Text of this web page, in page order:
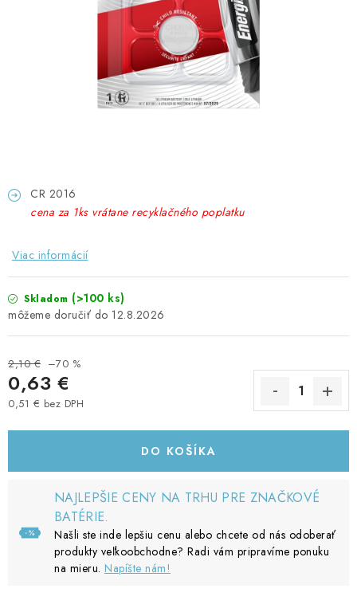
KÁBLE A KONEKTORY
NEZARADENÉ
KONTAKTY
Kontakty Doprava a platba
CR 2016
cena za 1ks vrátane recyklačného poplatku
Viac informácií
Skladom (>100 ks)
12.8.2026
2,10 € –70 %
0,63 €
0,51 € bez DPH
DO KOŠÍKA
NAJLEPŠIE CENY NA TRHU PRE ZNAČKOVÉ
BATÉRIE.
Našli ste inde lepšiu cenu alebo chcete od nás odoberať
produkty veľkoobchodne? Radi vám pripravíme ponuku
na mieru. Napíšte nám!